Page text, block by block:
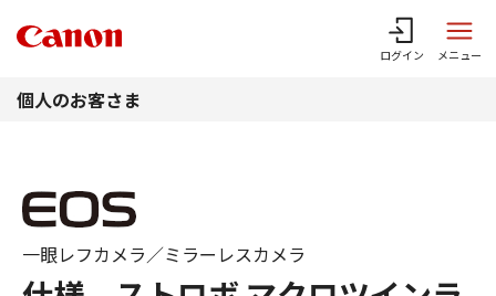
ログイン メニュー
個人のお客さま
一眼レフカメラ／ミラーレスカメラ